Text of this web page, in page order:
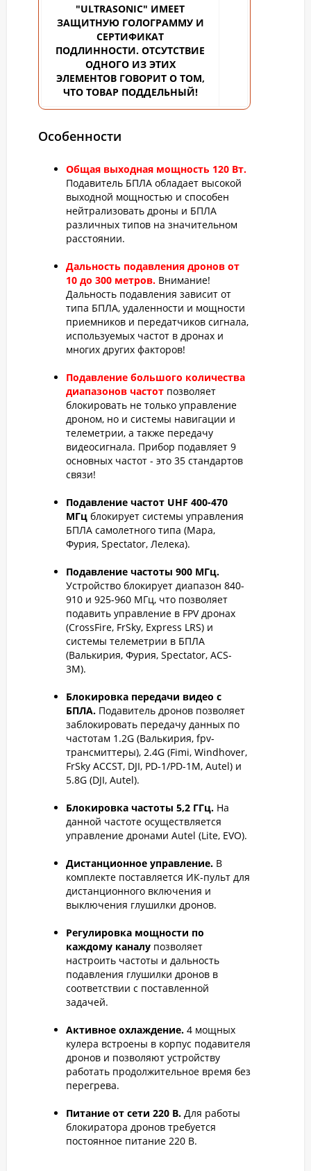
"ULTRASONIC" ИМЕЕТ
ЗАЩИТНУЮ ГОЛОГРАММУ И
СЕРТИФИКАТ
ПОДЛИННОСТИ. ОТСУТСТВИЕ
ОДНОГО ИЗ ЭТИХ
ЭЛЕМЕНТОВ ГОВОРИТ О ТОМ,
ЧТО ТОВАР ПОДДЕЛЬНЫЙ!
Особенности
Общая выходная мощность 120 Вт.
Подавитель БПЛА обладает высокой
выходной мощностью и способен
нейтрализовать дроны и БПЛА
различных типов на значительном
расстоянии.
Дальность подавления дронов от
10 до 300 метров. Внимание!
Дальность подавления зависит от
типа БПЛА, удаленности и мощности
приемников и передатчиков сигнала,
используемых частот в дронах и
многих других факторов!
Подавление большого количества
диапазонов частот позволяет
блокировать не только управление
дроном, но и системы навигации и
телеметрии, а также передачу
видеосигнала. Прибор подавляет 9
основных частот - это 35 стандартов
связи!
Подавление частот UHF 400-470
МГц блокирует системы управления
БПЛА самолетного типа (Мара,
Фурия, Spectator, Лелека).
Подавление частоты 900 МГц.
Устройство блокирует диапазон 840-
910 и 925-960 МГц, что позволяет
подавить управление в FPV дронах
(CrossFire, FrSky, Express LRS) и
системы телеметрии в БПЛА
(Валькирия, Фурия, Spectator, ACS-
3M).
Блокировка передачи видео с
БПЛА. Подавитель дронов позволяет
заблокировать передачу данных по
частотам 1.2G (Валькирия, fpv-
трансмиттеры), 2.4G (Fimi, Windhover,
FrSky ACCST, DJI, PD-1/PD-1M, Autel) и
5.8G (DJI, Autel).
Блокировка частоты 5,2 ГГц. На
данной частоте осуществляется
управление дронами Autel (Lite, EVO).
Дистанционное управление. В
комплекте поставляется ИК-пульт для
дистанционного включения и
выключения глушилки дронов.
Регулировка мощности по
каждому каналу позволяет
настроить частоты и дальность
подавления глушилки дронов в
соответствии с поставленной
задачей.
Активное охлаждение. 4 мощных
кулера встроены в корпус подавителя
дронов и позволяют устройству
работать продолжительное время без
перегрева.
Питание от сети 220 В. Для работы
блокиратора дронов требуется
постоянное питание 220 В.